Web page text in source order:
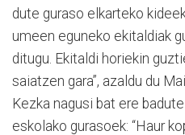
dute guraso elkarteko
umeen eguneko ekitaldiak
ditugu. Ekitaldi horiekin
saiatzen gara”, azaldu du
Kezka nagusi bat ere
eskolako gurasoek: “Haur